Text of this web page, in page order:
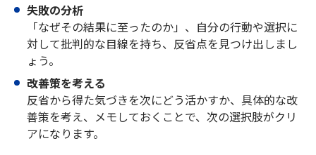
失敗の分析
「なぜその結果に至ったのか」、自分の行動や選択に
対して批判的な目線を持ち、反省点を見つけ出しまし
ょう。
改善策を考える
反省から得た気づきを次にどう活かすか、具体的な改
善策を考え、メモしておくことで、次の選択肢がクリ
アになります。